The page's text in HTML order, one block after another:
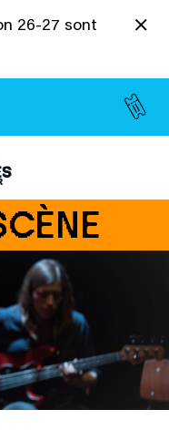
26-27 sont